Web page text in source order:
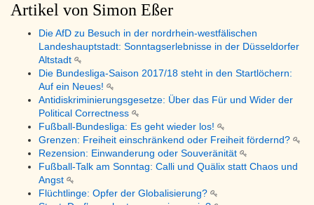
Artikel von Simon Eßer
Die AfD zu Besuch in der nordrhein-westfälischen
Landeshauptstadt: Sonntagserlebnisse in der Düsseldorfer
Altstadt
Die Bundesliga-Saison 2017/18 steht in den Startlöchern:
Auf ein Neues!
Antidiskriminierungsgesetze: Über das Für und Wider der
Political Correctness
Fußball-Bundesliga: Es geht wieder los!
Grenzen: Freiheit einschränkend oder Freiheit fördernd?
Rezension: Einwanderung oder Souveränität
Fußball-Talk am Sonntag: Calli und Quälix statt Chaos und
Angst
Flüchtlinge: Opfer der Globalisierung?